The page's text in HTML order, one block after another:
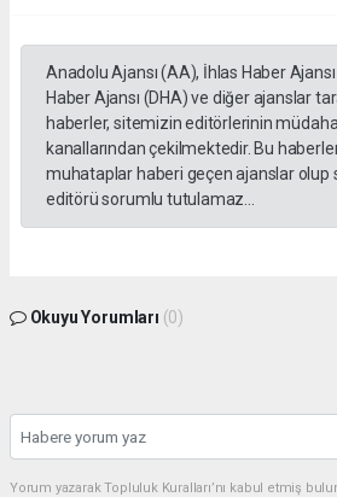
Anadolu Ajansı (AA), İhlas Haber
Haber Ajansı (DHA) ve diğer ajanslar
haberler, sitemizin editörlerinin
kanallarından çekilmektedir. Bu
muhataplar haberi geçen ajanslar olup
editörü sorumlu tutulamaz...
Okuyu Yorumları (0)
Yorum yazarak Topluluk Kuralları’nı kabul etmiş